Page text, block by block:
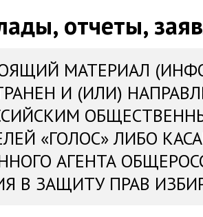
отчеты,
МАТЕРИАЛ
И (ИЛИ)
«ГОЛОС» ЛИБО
АГЕНТА
В ЗАЩИТУ ПРАВ